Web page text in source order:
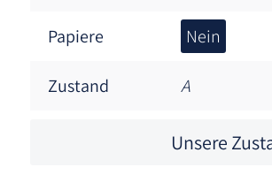
Papiere Nein
Zustand A
Unsere